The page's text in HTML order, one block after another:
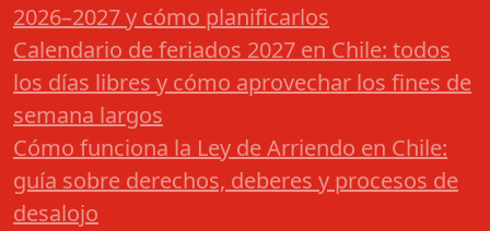
2026–2027 y cómo planificarlos
Calendario de feriados 2027 en Chile: todos
los días libres y cómo aprovechar los fines de
semana largos
Cómo funciona la Ley de Arriendo en Chile:
guía sobre derechos, deberes y procesos de
desalojo